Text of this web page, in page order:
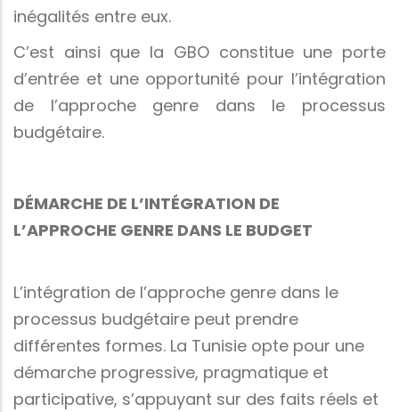
inégalités entre eux.
C’est ainsi que la GBO constitue une porte
d’entrée et une opportunité pour l’intégration
de l’approche genre dans le processus
budgétaire.
DÉMARCHE DE L’INTÉGRATION DE
L’APPROCHE GENRE DANS LE BUDGET
L’intégration de l’approche genre dans le
processus budgétaire peut prendre
différentes formes. La Tunisie opte pour une
démarche progressive, pragmatique et
participative, s’appuyant sur des faits réels et